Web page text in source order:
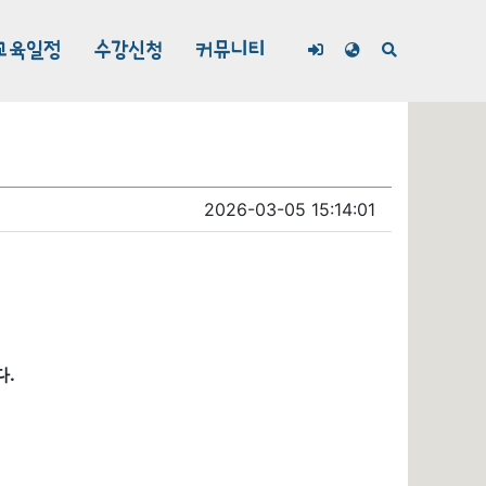
육일정 수강신청 커뮤니티
2026-03-05 15:14:01
.